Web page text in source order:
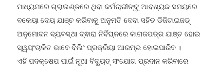
ମାଧ୍ୟମରେ ଗ୍ରାଉଣ୍ଡରେ ଥିବା କର୍ମଚାରୀଙ୍କୁ ଆବଶ୍ୟକ ସମୟରେ
ବକେୟା ଦେୟ ଯାଞ୍ଚ କରିବାକୁ ଅନୁମତି ଦେବା ସହିତ ଡିଜିଟାଇଜଡ୍
ଅନୁମୋଦନ ବ୍ୟବସ୍ଥା ଦ୍ଵାରା ନିର୍ବିଘ୍ନରେ କାଗଜପତ୍ର ଯାଞ୍ଚ ହୋଇ
ସ୍ୱୟଂଚାଳିତ ଭାବେ ବିଲିଂ ପ୍ରକ୍ରିୟା ଆରମ୍ଭ ହୋଇପାରିବ ।
ଏହି ପଦକ୍ଷେପ ପାଇଁ ନୂଆ ବିଦ୍ୟୁତ୍ ସଂଯୋଗ ପ୍ରଦାନ କରିବାରେ